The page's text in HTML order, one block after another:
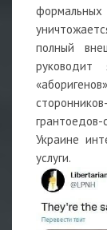
полный
Украине
услуги.